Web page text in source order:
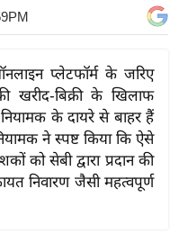
प्लेटफॉर्म के जरिए
खरीद-बिक्री के खिलाफ
के दायरे से बाहर हैं
ने स्पष्ट किया कि ऐसे
को सेबी द्वारा प्रदान की
निवारण जैसी महत्वपूर्ण